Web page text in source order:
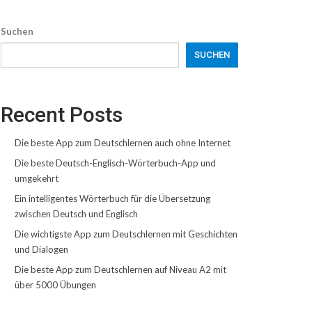
Suchen
SUCHEN
Recent Posts
Die beste App zum Deutschlernen auch ohne Internet
Die beste Deutsch-Englisch-Wörterbuch-App und
umgekehrt
Ein intelligentes Wörterbuch für die Übersetzung
zwischen Deutsch und Englisch
Die wichtigste App zum Deutschlernen mit Geschichten
und Dialogen
Die beste App zum Deutschlernen auf Niveau A2 mit
über 5000 Übungen